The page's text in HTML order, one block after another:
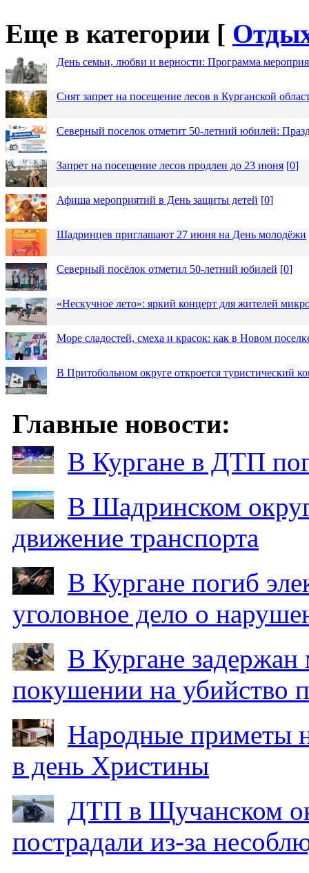
Еще в категории [
День семьи, любви и верности: Программа
Снят запрет на посещение лесов в Курганской
Северный поселок отметит 50-летний юбилей:
Запрет на посещение лесов продлен до 23 июня [0]
Афиша мероприятий в День защиты детей [0]
Шадринцев приглашают 27 июня на День молодёжи
Северный посёлок отметил 50-летний юбилей [0]
«Нескучное лето»: яркий концерт для жителей
Море сладостей, смеха и красок: как в Новом
В Притобольном округе откроется туристический
Главные новости:
В Кургане в ДТП
В Шадринском
движение транспорта
В Кургане погиб
уголовное дело о
В Кургане
покушении на убийство
Народные приметы
в день Христины
ДТП в Щучанском
пострадали из-за